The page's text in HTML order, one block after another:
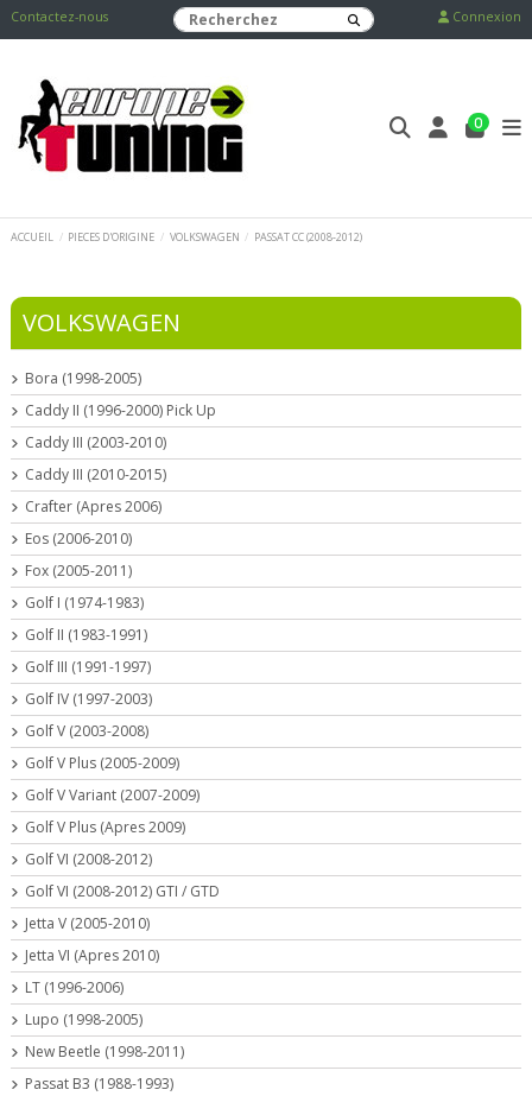
Contactez-nous Connexion
0
ACCUEIL PIECES D'ORIGINE VOLKSWAGEN PASSAT CC (2008-2012)
VOLKSWAGEN
Bora (1998-2005)
Caddy II (1996-2000) Pick Up
Caddy III (2003-2010)
Caddy III (2010-2015)
Crafter (Apres 2006)
Eos (2006-2010)
Fox (2005-2011)
Golf I (1974-1983)
Golf II (1983-1991)
Golf III (1991-1997)
Golf IV (1997-2003)
Golf V (2003-2008)
Golf V Plus (2005-2009)
Golf V Variant (2007-2009)
Golf V Plus (Apres 2009)
Golf VI (2008-2012)
Golf VI (2008-2012) GTI / GTD
Jetta V (2005-2010)
Jetta VI (Apres 2010)
LT (1996-2006)
Lupo (1998-2005)
New Beetle (1998-2011)
Passat B3 (1988-1993)